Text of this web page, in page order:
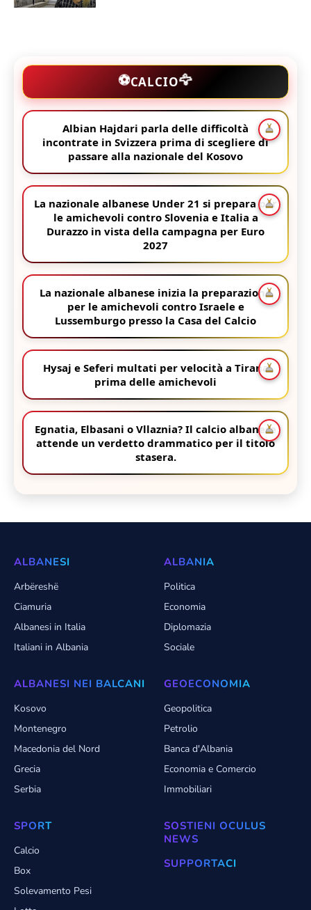
⚽CALCIO🦅
Albian Hajdari parla delle difficoltà
incontrate in Svizzera prima di scegliere di
passare alla nazionale del Kosovo
La nazionale albanese Under 21 si prepara per
le amichevoli contro Slovenia e Italia a
Durazzo in vista della campagna per Euro
2027
La nazionale albanese inizia la preparazione
per le amichevoli contro Israele e
Lussemburgo presso la Casa del Calcio
Hysaj e Seferi multati per velocità a Tirana
prima delle amichevoli
Egnatia, Elbasani o Vllaznia? Il calcio albanese
attende un verdetto drammatico per il titolo
stasera.
ALBANESI
Arbëreshë
Ciamuria
Albanesi in Italia
Italiani in Albania
ALBANIA
Politica
Economia
Diplomazia
Sociale
ALBANESI NEI BALCANI
Kosovo
Montenegro
Macedonia del Nord
Grecia
Serbia
GEOECONOMIA
Geopolitica
Petrolio
Banca d'Albania
Economia e Comercio
Immobiliari
SPORT
Calcio
Box
Solevamento Pesi
SOSTIENI OCULUS
NEWS
SUPPORTACI